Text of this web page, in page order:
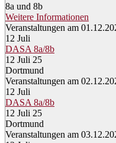
8a und 8b
Weitere Informationen
Veranstaltungen am
12 Juli
DASA 8a/8b
12 Juli 25
Dortmund
Veranstaltungen am
12 Juli
DASA 8a/8b
12 Juli 25
Dortmund
Veranstaltungen am